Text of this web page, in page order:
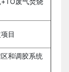
目
和调胶系统